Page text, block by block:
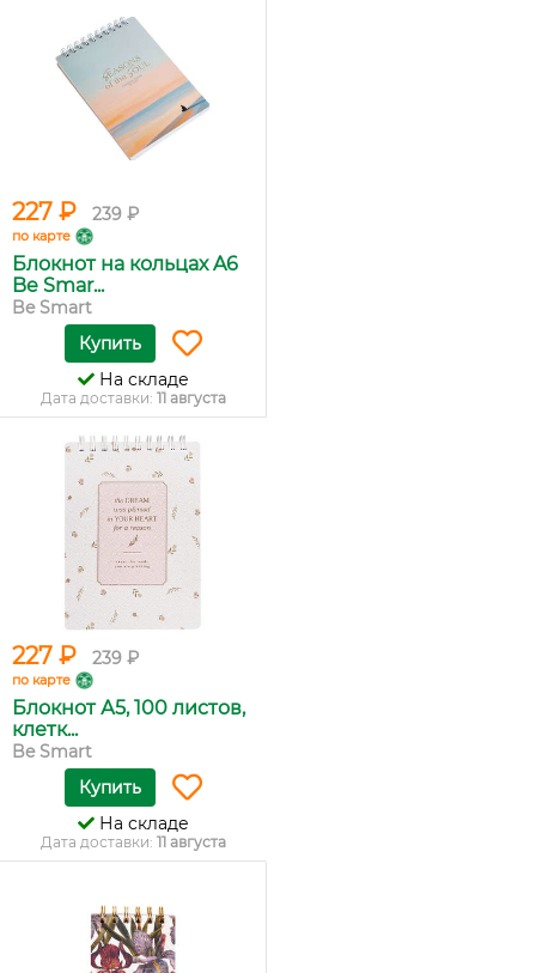
227 ₽ 239 ₽
по карте
Блокнот на кольцах A6
Be Smar...
Be Smart
Купить
На складе
Дата доставки: 11 августа
227 ₽ 239 ₽
по карте
Блокнот А5, 100 листов,
клетк...
Be Smart
Купить
На складе
Дата доставки: 11 августа